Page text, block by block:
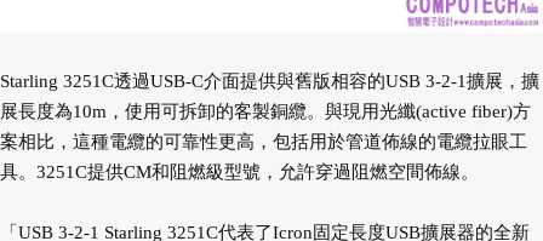
Starling 3251C透過USB-C介面提供與舊版相容的USB 3-2-1擴展，擴
展長度為10m，使用可拆卸的客製銅纜。與現用光纖(active fiber)方
案相比，這種電纜的可靠性更高，包括用於管道佈線的電纜拉眼工
具。3251C提供CM和阻燃級型號，允許穿過阻燃空間佈線。
「USB 3-2-1 Starling 3251C代表了Icron固定長度USB擴展器的全新